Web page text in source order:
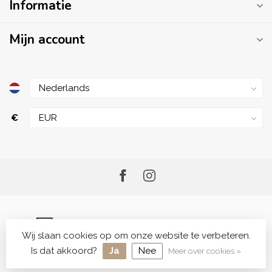
Informatie
Mijn account
€
© Copyright 2026 Me.Shop - Your Skincare Shop
Wij slaan cookies op om onze website te verbeteren.
Is dat akkoord?
Ja Nee Meer over cookies »